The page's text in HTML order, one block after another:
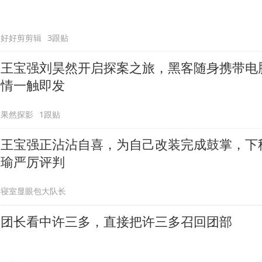
好好剪剪辑 3跟贴
王宝强刘昊然开启探案之旅，黑客随身携带电
情一触即发
果然探影 1跟贴
王宝强正沾沾自喜，为自己改装完成鼓掌，下
瑜严厉评判
寝室显眼包大队长
团长看中许三多，直接把许三多召回团部